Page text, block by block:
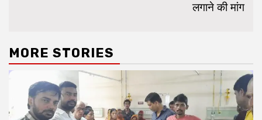
लगाने की मांग
MORE STORIES